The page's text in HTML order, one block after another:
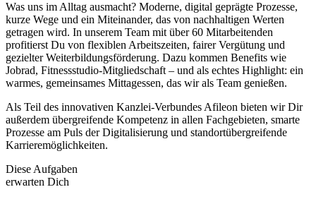
Was uns im Alltag ausmacht? Moderne, digital geprägte Prozesse,
kurze Wege und ein Miteinander, das von nachhaltigen Werten
getragen wird. In unserem Team mit über 60 Mitarbeitenden
profitierst Du von flexiblen Arbeitszeiten, fairer Vergütung und
gezielter Weiterbildungsförderung. Dazu kommen Benefits wie
Jobrad, Fitnessstudio-Mitgliedschaft – und als echtes Highlight: ein
warmes, gemeinsames Mittagessen, das wir als Team genießen.
Als Teil des innovativen Kanzlei-Verbundes Afileon bieten wir Dir
außerdem übergreifende Kompetenz in allen Fachgebieten, smarte
Prozesse am Puls der Digitalisierung und standortübergreifende
Karrieremöglichkeiten.
Diese Aufgaben
erwarten Dich